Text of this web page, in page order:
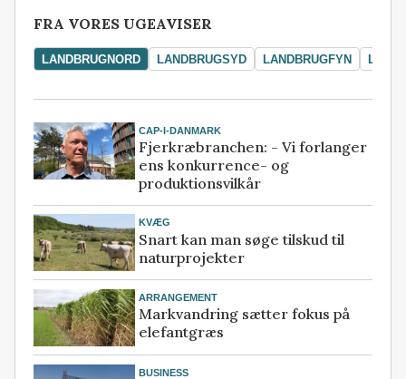
FRA VORES UGEAVISER
LANDBRUGNORD LANDBRUGSYD LANDBRUGFYN
CAP-I-DANMARK
Fjerkræbranchen: - Vi forlanger
ens konkurrence- og
produktionsvilkår
KVÆG
Snart kan man søge tilskud til
naturprojekter
ARRANGEMENT
Markvandring sætter fokus på
elefantgræs
BUSINESS